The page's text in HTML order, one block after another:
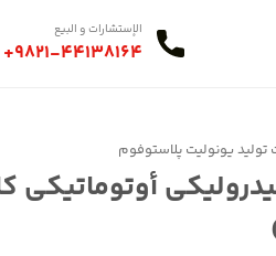
الإستشارات و البيع
+9821-44138164
تولید یونولیت پلاستوفوم
أوتوماتيكي